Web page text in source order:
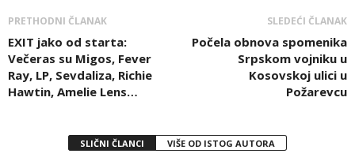
PRETHODNI ČLANAK
EXIT jako od starta:
Večeras su Migos, Fever
Ray, LP, Sevdaliza, Richie
Hawtin, Amelie Lens…
SLEDEĆI ČLANAK
Počela obnova spomenika
Srpskom vojniku u
Kosovskoj ulici u
Požarevcu
SLIČNI ČLANCI VIŠE OD ISTOG AUTORA